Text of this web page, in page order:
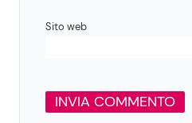
Sito web